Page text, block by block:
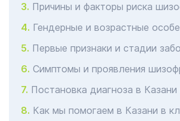
Причины и факторы риска
Гендерные и возрастные
Первые признаки и стадии
Симптомы и проявления
Постановка диагноза в
Как мы помогаем в Казани в